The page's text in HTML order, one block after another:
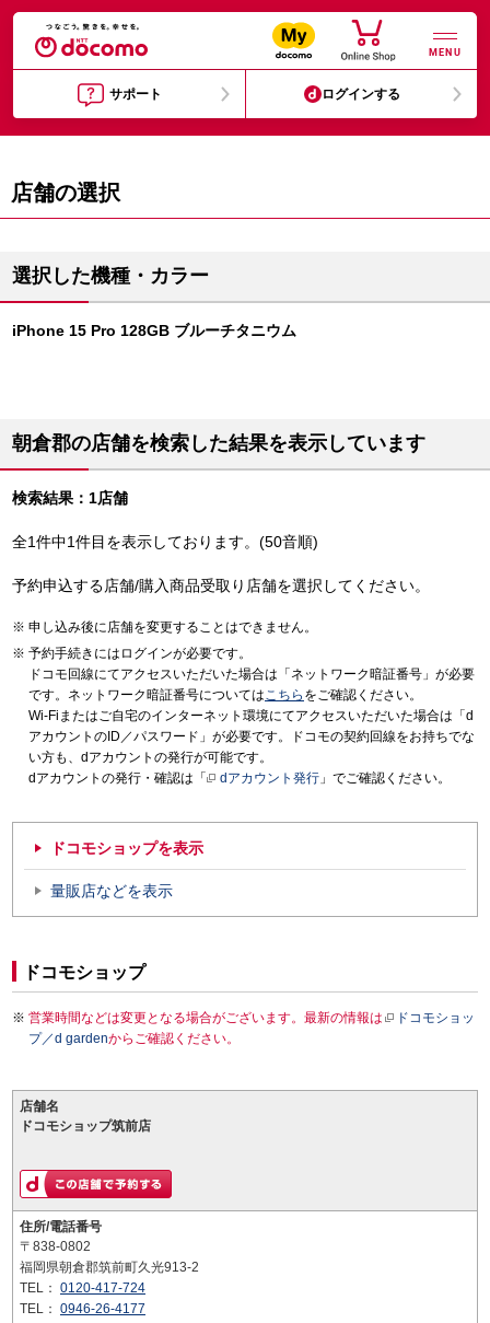
MENU
サポート ログインする
店舗の選択
選択した機種・カラー
iPhone 15 Pro 128GB ブルーチタニウム
朝倉郡の店舗を検索した結果を表示しています
検索結果：1店舗
全1件中1件目を表示しております。(50音順)
予約申込する店舗/購入商品受取り店舗を選択してください。
申し込み後に店舗を変更することはできません。
予約手続きにはログインが必要です。
ドコモ回線にてアクセスいただいた場合は「ネットワーク暗証番号」が必要
です。ネットワーク暗証番号についてはこちら をご確認ください。
Wi-Fiまたはご自宅のインターネット環境にてアクセスいただいた場合は「d
アカウントのID／パスワード」が必要です。ドコモの契約回線をお持ちでな
い方も、dアカウントの発行が可能です。
dアカウントの発行・確認は「
dアカウント発行 」でご確認ください。
ドコモショップを表示
量販店などを表示
ドコモショップ
営業時間などは変更となる場合がございます。最新の情報は
ドコモショッ
プ／d gardenからご確認ください。
店舗名
ドコモショップ筑前店
住所/電話番号
〒838-0802
福岡県朝倉郡筑前町久光913-2
TEL： 0120-417-724
TEL： 0946-26-4177